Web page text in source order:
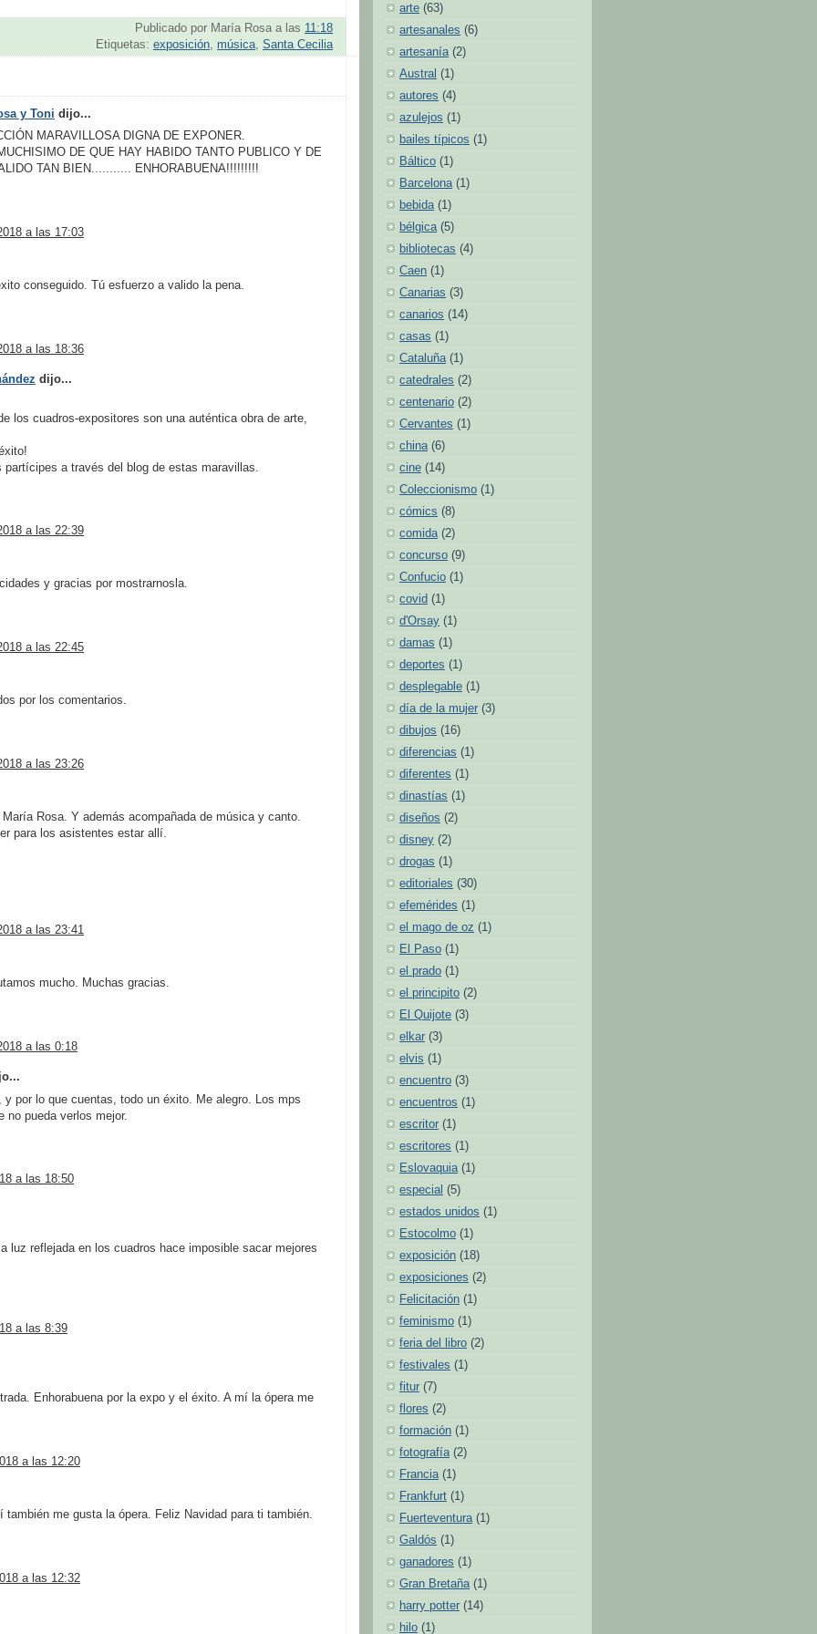
Publicado por María Rosa a las 11:18
Etiquetas: exposición música Santa Cecilia
y Toni dijo...
MARAVILLOSA DIGNA DE EXPONER.
DE QUE HAY HABIDO TANTO PUBLICO Y DE
TAN BIEN........... ENHORABUENA!!!!!!!!!
a las 17:03
conseguido. Tú esfuerzo a valido la pena.
a las 18:36
dijo...
los cuadros-expositores son una auténtica obra de arte,
partícipes a través del blog de estas maravillas.
a las 22:39
y gracias por mostrarnosla.
a las 22:45
por los comentarios.
a las 23:26
Rosa. Y además acompañada de música y canto.
para los asistentes estar allí.
a las 23:41
mucho. Muchas gracias.
a las 0:18
y por lo que cuentas, todo un éxito. Me alegro. Los mps
no pueda verlos mejor.
a las 18:50
luz reflejada en los cuadros hace imposible sacar mejores
a las 8:39
Enhorabuena por la expo y el éxito. A mí la ópera me
a las 12:20
también me gusta la ópera. Feliz Navidad para ti también.
a las 12:32
arte (63)
artesanales (6)
artesanía (2)
Austral (1)
autores (4)
azulejos (1)
bailes típicos (1)
Báltico (1)
Barcelona (1)
bebida (1)
bélgica (5)
bibliotecas (4)
Caen (1)
Canarias (3)
canarios (14)
casas (1)
Cataluña (1)
catedrales (2)
centenario (2)
Cervantes (1)
china (6)
cine (14)
Coleccionismo (1)
cómics (8)
comida (2)
concurso (9)
Confucio (1)
covid (1)
d'Orsay (1)
damas (1)
deportes (1)
desplegable (1)
día de la mujer (3)
dibujos (16)
diferencias (1)
diferentes (1)
dinastías (1)
diseños (2)
disney (2)
drogas (1)
editoriales (30)
efemérides (1)
el mago de oz (1)
El Paso (1)
el prado (1)
el principito (2)
El Quijote (3)
elkar (3)
elvis (1)
encuentro (3)
encuentros (1)
escritor (1)
escritores (1)
Eslovaquia (1)
especial (5)
estados unidos (1)
Estocolmo (1)
exposición (18)
exposiciones (2)
Felicitación (1)
feminismo (1)
feria del libro (2)
festivales (1)
fitur (7)
flores (2)
formación (1)
fotografía (2)
Francia (1)
Frankfurt (1)
Fuerteventura (1)
Galdós (1)
ganadores (1)
Gran Bretaña (1)
harry potter (14)
hilo (1)